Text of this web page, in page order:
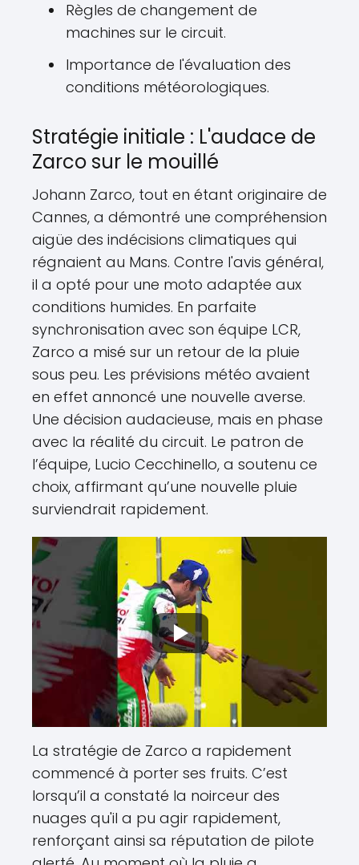
Règles de changement de
machines sur le circuit.
Importance de l'évaluation des
conditions météorologiques.
Stratégie initiale : L'audace de
Zarco sur le mouillé
Johann Zarco, tout en étant originaire de
Cannes, a démontré une compréhension
aigüe des indécisions climatiques qui
régnaient au Mans. Contre l'avis général,
il a opté pour une moto adaptée aux
conditions humides. En parfaite
synchronisation avec son équipe LCR,
Zarco a misé sur un retour de la pluie
sous peu. Les prévisions météo avaient
en effet annoncé une nouvelle averse.
Une décision audacieuse, mais en phase
avec la réalité du circuit. Le patron de
l’équipe, Lucio Cecchinello, a soutenu ce
choix, affirmant qu’une nouvelle pluie
surviendrait rapidement.
La stratégie de Zarco a rapidement
commencé à porter ses fruits. C’est
lorsqu’il a constaté la noirceur des
nuages qu'il a pu agir rapidement,
renforçant ainsi sa réputation de pilote